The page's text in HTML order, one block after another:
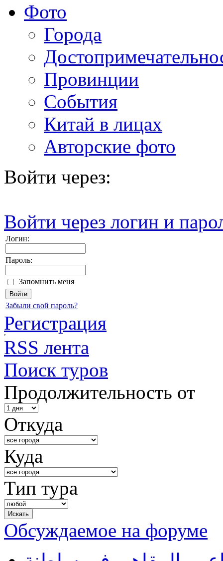
Фото
Города
Провинции
События
Китай в лицах
Авторские фото
Войти через:
Войти через логин и
Логин:
Пароль:
Запомнить меня
Забыли свой пароль?
Регистрация
RSS лента
Поиск туров
Продолжительность от
Откуда
Куда
Тип тура
Обсуждаемое на форуме